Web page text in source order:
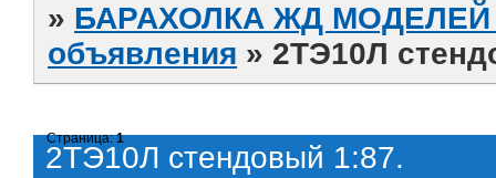
» БАРАХОЛКА ЖД МОДЕЛЕЙ
объявления » 2ТЭ10Л
2ТЭ10Л стендовый 1:87.
Страница:1